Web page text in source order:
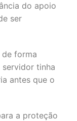
do apoio
ser
de forma
servidor tinha
antes que o
a proteção